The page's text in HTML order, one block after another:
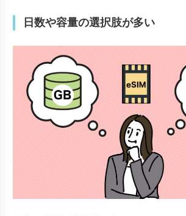
日数や容量の選択肢が多い